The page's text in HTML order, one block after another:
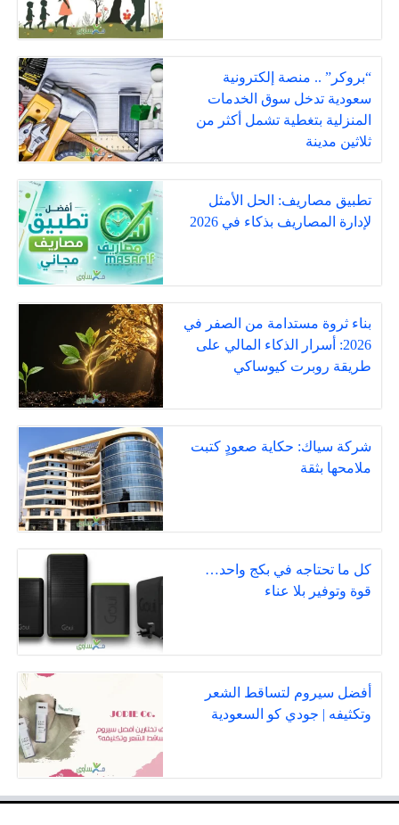
“بروكر” .. منصة إلكترونية
سعودية تدخل سوق الخدمات
المنزلية بتغطية تشمل أكثر من
ثلاثين مدينة
تطبيق مصاريف: الحل الأمثل
لإدارة المصاريف بذكاء في 2026
بناء ثروة مستدامة من الصفر في
2026: أسرار الذكاء المالي على
طريقة روبرت كيوساكي
شركة سياك: حكاية صعودٍ كتبت
ملامحها بثقة
كل ما تحتاجه في بكج واحد…
قوة وتوفير بلا عناء
أفضل سيروم لتساقط الشعر
وتكثيفه | جودي كو السعودية